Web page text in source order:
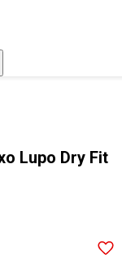
Lupo Dry Fit